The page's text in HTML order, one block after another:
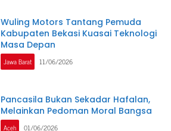
Wuling Motors Tantang Pemuda
Kabupaten Bekasi Kuasai Teknologi
Masa Depan
Jawa Barat 11/06/2026
Pancasila Bukan Sekadar Hafalan,
Melainkan Pedoman Moral Bangsa
Aceh 01/06/2026